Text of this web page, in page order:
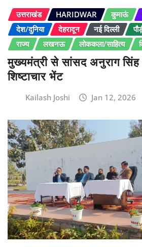
उत्तराखंड HARIDWAR कुमाऊं
देश/दुनिया
देहरादून नई दिल्ली
राज्य
लखनऊ लोककला/साहित्य
मुख्यमंत्री से सांसद अनुराग
शिष्टाचार भेंट
Kailash Joshi Jan 12, 2026